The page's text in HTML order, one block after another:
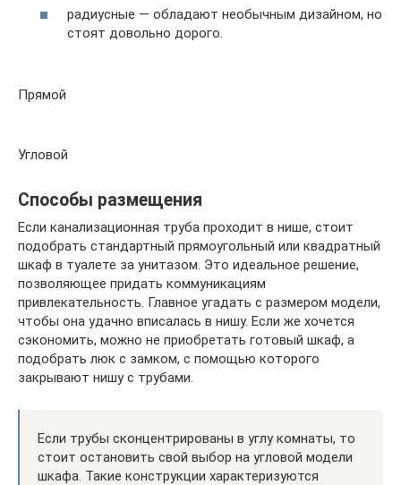
радиусные — обладают необычным дизайном, но
стоят довольно дорого.
Прямой
Угловой
Способы размещения
Если канализационная труба проходит в нише, стоит
подобрать стандартный прямоугольный или квадратный
шкаф в туалете за унитазом. Это идеальное решение,
позволяющее придать коммуникациям
привлекательность. Главное угадать с размером модели,
чтобы она удачно вписалась в нишу. Если же хочется
сэкономить, можно не приобретать готовый шкаф, а
подобрать люк с замком, с помощью которого
закрывают нишу с трубами.
Если трубы сконцентрированы в углу комнаты, то
стоит остановить свой выбор на угловой модели
шкафа. Такие конструкции характеризуются